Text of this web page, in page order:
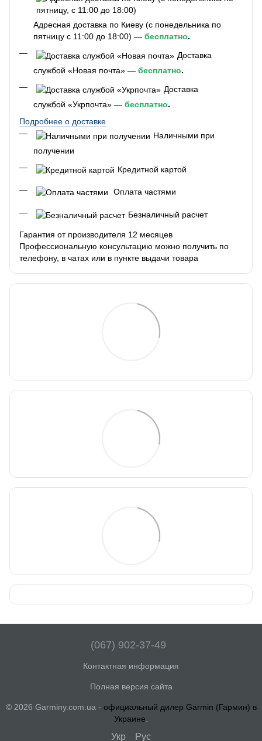
Адресная доставка по Киеву (с понедельника по
пятницу с 11:00 до 18:00) — бесплатно.
Доставка
службой «Новая почта» — бесплатно.
Доставка
службой «Укрпочта» — бесплатно.
Подробнее о доставке
Наличными при
получении
Кредитной картой
Оплата частями
Безналичный расчет
Гарантия от производителя 12 месяцев
Профессиональную консультацию можно получить по
телефону, в чатах или в пункте выдачи товара
(067) 902-37-49
Контактная информация
Полная версия сайта
© 2026 Garminy.com.ua - официальный дилер Garmin (Гармин) в
Украине
Укр Рус